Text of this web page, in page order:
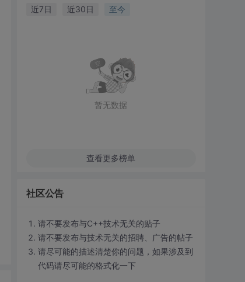
近7日 近30日 至今
暂无数据
查看更多榜单
社区公告
请不要发布与C++技术无关的贴子
请不要发布与技术无关的招聘、广告的帖子
请尽可能的描述清楚你的问题，如果涉及到
代码请尽可能的格式化一下